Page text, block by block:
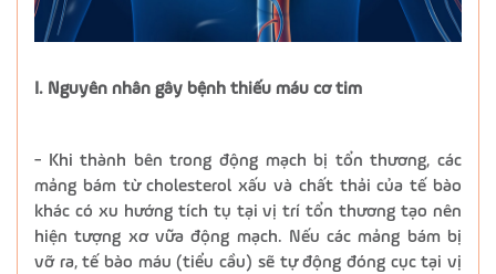
I. Nguyên nhân gây bệnh thiếu máu cơ tim
- Khi thành bên trong động mạch bị tổn thương, các
mảng bám từ cholesterol xấu và chất thải của tế bào
khác có xu hướng tích tụ tại vị trí tổn thương tạo nên
hiện tượng xơ vữa động mạch. Nếu các mảng bám bị
vỡ ra, tế bào máu (tiểu cầu) sẽ tự động đóng cục tại vị